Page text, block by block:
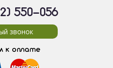
550-056
звонок
к оплате